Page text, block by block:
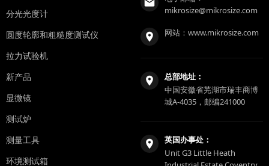
分光光度计
圆度轮廓和粗糙度测试仪
拉力试验机
新产品
显微镜
测试炉
测量工具
环境测试箱
mikrosize@mikrosize.com
网站： www.mikrosize.com
总部地址：
中国安徽省芜湖市瑞丰商博
城A-4035，邮编241000
英国办事处：
Unit G3 Little Heath